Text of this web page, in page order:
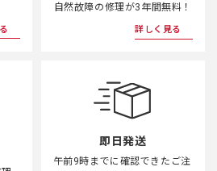
自然故障の修理が3年間無料！
詳しく見る
即日発送
午前9時までに確認できたご注